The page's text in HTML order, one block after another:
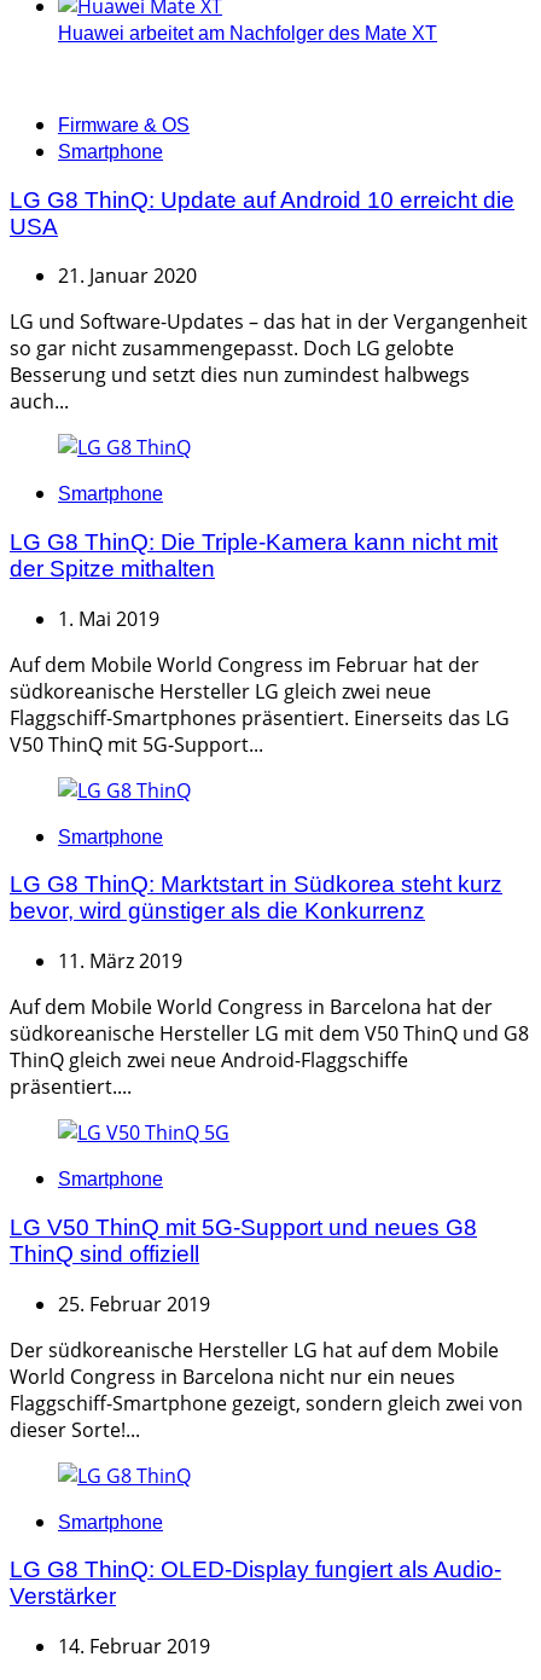
Huawei arbeitet am Nachfolger des Mate XT
Categories
Firmware & OS
Smartphone
LG G8 ThinQ: Update auf Android 10 erreicht die
USA
21. Januar 2020
LG und Software-Updates – das hat in der Vergangenheit
so gar nicht zusammengepasst. Doch LG gelobte
Besserung und setzt dies nun zumindest halbwegs
auch...
Categories
Smartphone
LG G8 ThinQ: Die Triple-Kamera kann nicht mit
der Spitze mithalten
1. Mai 2019
Auf dem Mobile World Congress im Februar hat der
südkoreanische Hersteller LG gleich zwei neue
Flaggschiff-Smartphones präsentiert. Einerseits das LG
V50 ThinQ mit 5G-Support...
Categories
Smartphone
LG G8 ThinQ: Marktstart in Südkorea steht kurz
bevor, wird günstiger als die Konkurrenz
11. März 2019
Auf dem Mobile World Congress in Barcelona hat der
südkoreanische Hersteller LG mit dem V50 ThinQ und G8
ThinQ gleich zwei neue Android-Flaggschiffe
präsentiert....
Categories
Smartphone
LG V50 ThinQ mit 5G-Support und neues G8
ThinQ sind offiziell
25. Februar 2019
Der südkoreanische Hersteller LG hat auf dem Mobile
World Congress in Barcelona nicht nur ein neues
Flaggschiff-Smartphone gezeigt, sondern gleich zwei von
dieser Sorte!...
Categories
Smartphone
LG G8 ThinQ: OLED-Display fungiert als Audio-
Verstärker
14. Februar 2019